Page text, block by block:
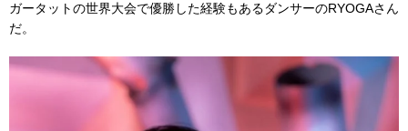
ガータットの世界大会で優勝した経験もあるダンサーのRYOGAさん
だ。